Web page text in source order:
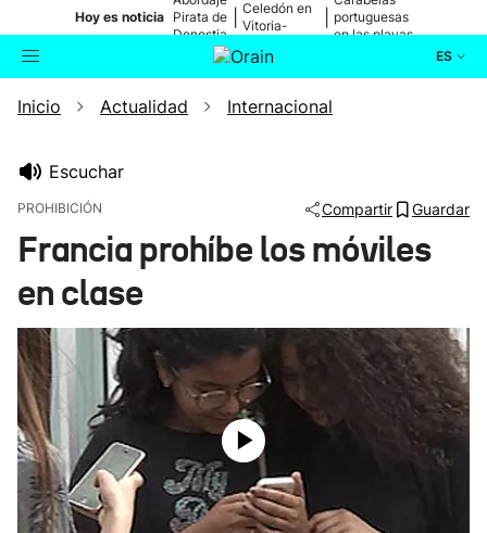
Hoy es noticia Pirata de
Donostia
Celedón en
Vitoria-
portuguesas
en las playas
ES
Buscador Actualidad
Eguraldia
Inicio Actualidad Internacional
Escuchar
PROHIBICIÓN Compartir Guardar
Francia prohíbe los móviles
en clase